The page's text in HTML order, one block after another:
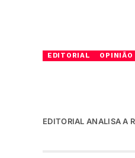
EDITORIAL OPINIÃO
EDITORIAL ANALISA A